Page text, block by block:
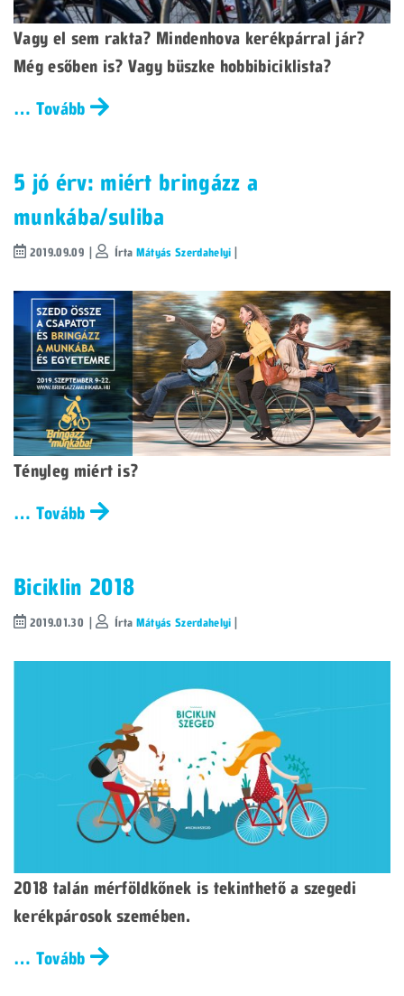
Vagy el sem rakta? Mindenhova kerékpárral jár?
Még esőben is? Vagy büszke hobbibiciklista?
… Tovább
5 jó érv: miért bringázz a
munkába/suliba
2019.09.09 | Írta Mátyás Szerdahelyi |
Tényleg miért is?
… Tovább
Biciklin 2018
2019.01.30 | Írta Mátyás Szerdahelyi
2018 talán mérföldkőnek is tekinthető a szegedi
kerékpárosok szemében.
… Tovább